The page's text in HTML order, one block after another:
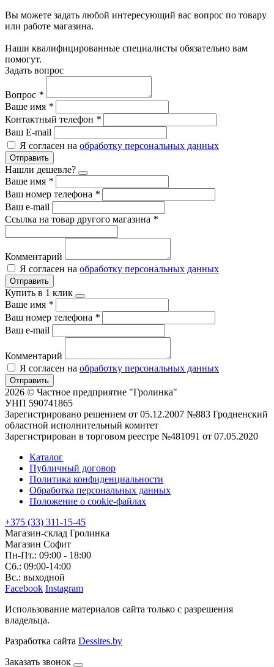
Вы можете задать любой интересующий вас вопрос по товару
или работе магазина.
Наши квалифицированные специалисты обязательно вам
помогут.
Задать вопрос
Вопрос *
Ваше имя *
Контактный телефон *
Ваш E-mail
Я согласен на обработку персональных данных
Отправить
Нашли дешевле?
Ваше имя *
Ваш номер телефона *
Ваш e-mail
Ссылка на товар другого магазина *
Комментарий
Я согласен на обработку персональных данных
Отправить
Купить в 1 клик
Ваше имя *
Ваш номер телефона *
Ваш e-mail
Комментарий
Я согласен на обработку персональных данных
Отправить
2026 © Частное предприятие "Гролинка"
УНП 590741865
Зарегистрировано решением от 05.12.2007 №883 Гродненский
областной исполнительный комитет
Зарегистрирован в торговом реестре №481091 от 07.05.2020
Каталог
Публичный договор
Политика конфиденциальности
Обработка персональных данных
Положение о cookie-файлах
+375 (33) 311-15-45
Магазин-склад Гролинка
Магазин Софит
Пн-Пт.: 09:00 - 18:00
Сб.: 09:00-14:00
Вс.: выходной
Facebook Instagram
Использование материалов сайта только с разрешения
владельца.
Разработка сайта Dessites.by
Заказать звонок